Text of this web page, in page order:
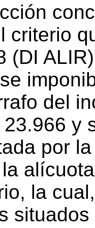
criterio
(DI
del
23.966 y
por
la